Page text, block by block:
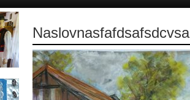
Naslovnasfafdsafsdcvsa